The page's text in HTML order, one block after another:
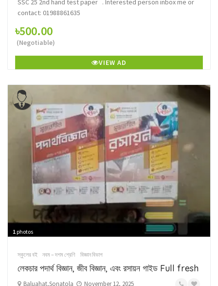
SSC 25 2nd hand test paper . Interested person inbox me or
contact: 01988861635
৳500.00
(Negotiable)
VIEW AD
1photos
স্কুলের বই নবম – দশম শ্রেণি বিজ্ঞান বিভাগ
লেকচার পদার্থ বিজ্ঞান, জীব বিজ্ঞান, এবং রসায়ন গাইড Full fresh
Baluahat,Sonatola November 12, 2025